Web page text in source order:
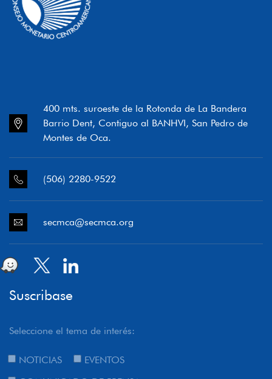
400 mts. suroeste de la Rotonda de La Bandera
Barrio Dent, Contiguo al BANHVI, San Pedro de
Montes de Oca.
(506) 2280-9522
secmca@secmca.org
Suscribase
Seleccione el tema de interés:
NOTICIAS
EVENTOS